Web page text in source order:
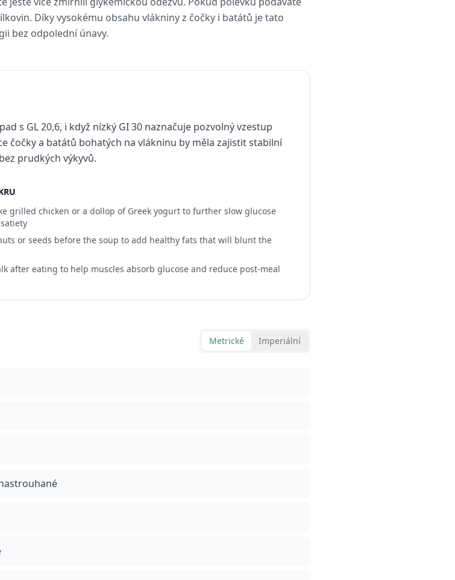
Díky vysokému obsahu vlákniny z čočky i batátů je tato
bez odpolední únavy.
s GL 20,6, i když nízký GI 30 naznačuje pozvolný vzestup
čočky a batátů bohatých na vlákninu by měla zajistit stabilní
prudkých výkyvů.
grilled chicken or a dollop of Greek yogurt to further slow glucose
or seeds before the soup to add healthy fats that will blunt the
after eating to help muscles absorb glucose and reduce post-meal
Metrické Imperiální